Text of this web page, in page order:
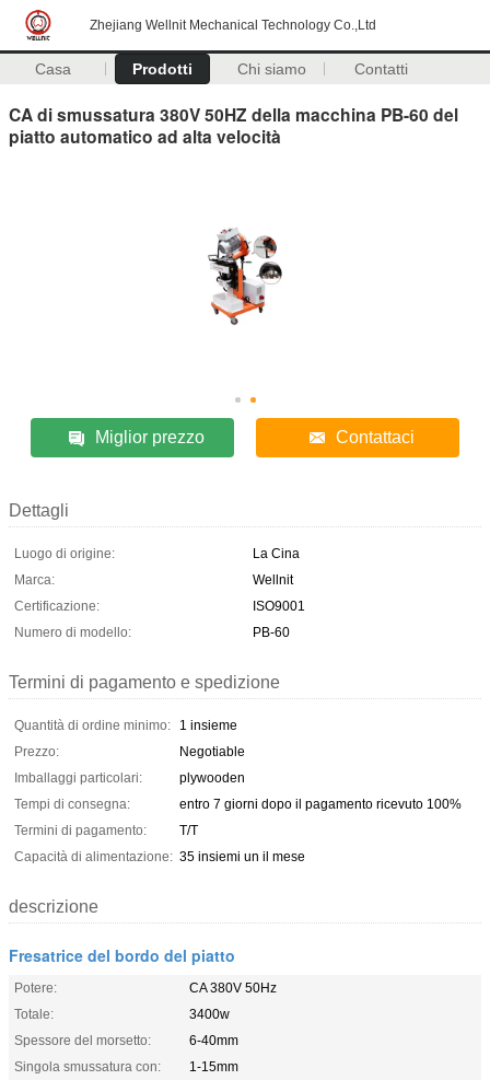
Zhejiang Wellnit Mechanical Technology Co.,Ltd
Casa Prodotti Chi siamo Contatti
CA di smussatura 380V 50HZ della macchina PB-60 del
piatto automatico ad alta velocità
Miglior prezzo Contattaci
Dettagli
Luogo di origine:
La Cina
Marca:
Wellnit
Certificazione:
ISO9001
Numero di modello:
PB-60
Termini di pagamento e spedizione
Quantità di ordine minimo:
1 insieme
Prezzo:
Negotiable
Imballaggi particolari:
plywooden
Tempi di consegna:
entro 7 giorni dopo il pagamento ricevuto 100%
Termini di pagamento:
T/T
Capacità di alimentazione: 35 insiemi un il mese
descrizione
Fresatrice del bordo del piatto
Potere:
CA 380V 50Hz
Totale:
3400w
Spessore del morsetto:
6-40mm
Singola smussatura con:
1-15mm